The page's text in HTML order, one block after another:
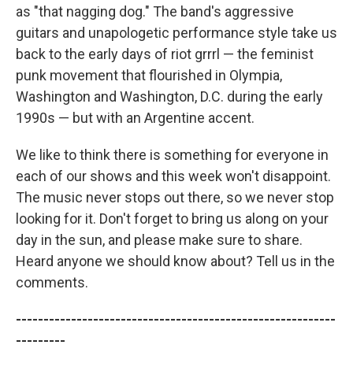
as "that nagging dog." The band's aggressive
guitars and unapologetic performance style take us
back to the early days of riot grrrl — the feminist
punk movement that flourished in Olympia,
Washington and Washington, D.C. during the early
1990s — but with an Argentine accent.
We like to think there is something for everyone in
each of our shows and this week won't disappoint.
The music never stops out there, so we never stop
looking for it. Don't forget to bring us along on your
day in the sun, and please make sure to share.
Heard anyone we should know about? Tell us in the
comments.
----------------------------------------------------------
---------